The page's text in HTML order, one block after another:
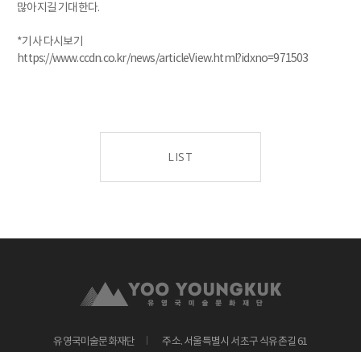
많아지길 기대한다.
*기사 다시보기
https://www.ccdn.co.kr/news/articleView.html?idxno=971503
LIST
유영국미술문화재단 주소. 서울특별시 서초구 식유촌길 61